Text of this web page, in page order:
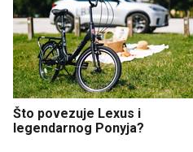
Što povezuje Lexus i
legendarnog Ponyja?